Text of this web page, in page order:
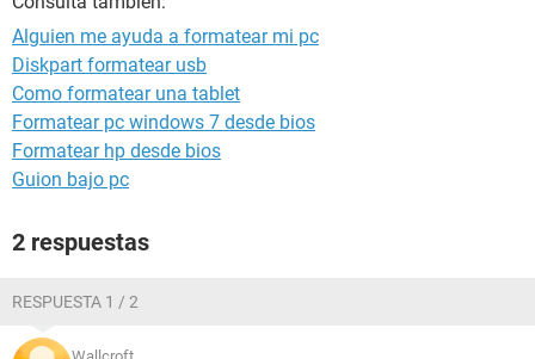
Alguien me ayuda a formatear mi pc
Diskpart formatear usb
Como formatear una tablet
Formatear pc windows 7 desde bios
Formatear hp desde bios
Guion bajo pc
2 respuestas
RESPUESTA 1 / 2